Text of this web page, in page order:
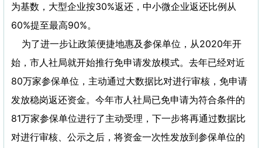
为基数，大型企业按30%返还，中小微企业返还比例从
60%提至最高90%。
为了进一步让政策便捷地惠及参保单位，从2020年开
始，市人社局就开始推行免申请发放模式。去年已经对近
80万家参保单位，主动通过大数据比对进行审核，免申请
发放稳岗返还资金。今年市人社局已免申请为符合条件的
81万家参保单位进行了主动受理，下一步将再通过数据比
对进行审核、公示之后，将资金一次性发放到参保单位的